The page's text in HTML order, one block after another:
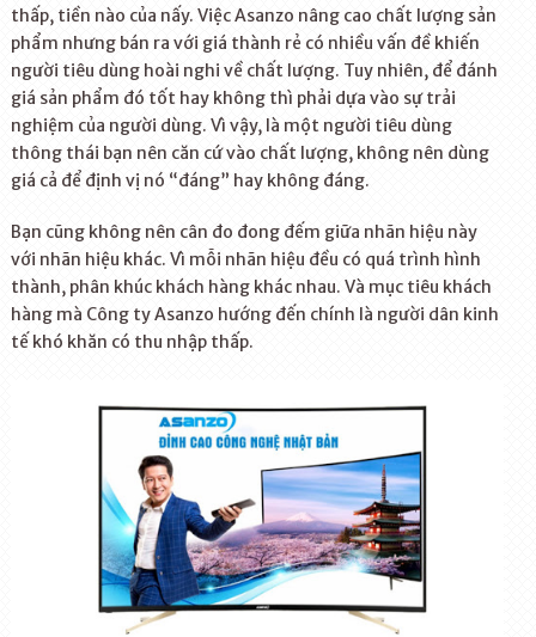
thấp, tiền nào của nấy. Việc Asanzo nâng cao chất lượng sản
phẩm nhưng bán ra với giá thành rẻ có nhiều vấn đề khiến
người tiêu dùng hoài nghi về chất lượng. Tuy nhiên, để đánh
giá sản phẩm đó tốt hay không thì phải dựa vào sự trải
nghiệm của người dùng. Vì vậy, là một người tiêu dùng
thông thái bạn nên căn cứ vào chất lượng, không nên dùng
giá cả để định vị nó “đáng” hay không đáng.
Bạn cũng không nên cân đo đong đếm giữa nhãn hiệu này
với nhãn hiệu khác. Vì mỗi nhãn hiệu đều có quá trình hình
thành, phân khúc khách hàng khác nhau. Và mục tiêu khách
hàng mà Công ty Asanzo hướng đến chính là người dân kinh
tế khó khăn có thu nhập thấp.